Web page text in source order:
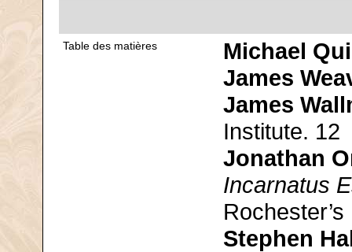
Table des matières
Michael
James
James
Institute. 12
Jonathan
Incarnatus
Stephen